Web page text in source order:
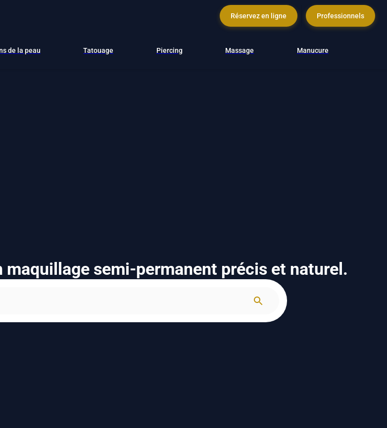
Réservez en ligne Professionnels
de la peau Tatouage Piercing Massage Manucure
maquillage semi-permanent précis et naturel.